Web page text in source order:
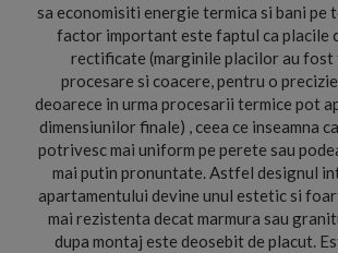
sa economisiti energie termica si bani pe
factor important este faptul ca placile
rectificate (marginile placilor au fost
procesare si coacere, pentru o
deoarece in urma procesarii termice pot
dimensiunilor finale) , ceea ce inseamna
potrivesc mai uniform pe perete sau
mai putin pronuntate. Astfel designul
apartamentului devine unul estetic si
mai rezistenta decat marmura sau
dupa montaj este deosebit de placut.